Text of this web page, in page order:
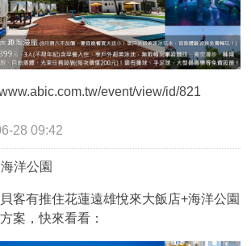
event/view/id/821
28 09:42
海洋公園
客有推住花蓮遠雄悅來大飯店+海洋公園
案，快來看看：